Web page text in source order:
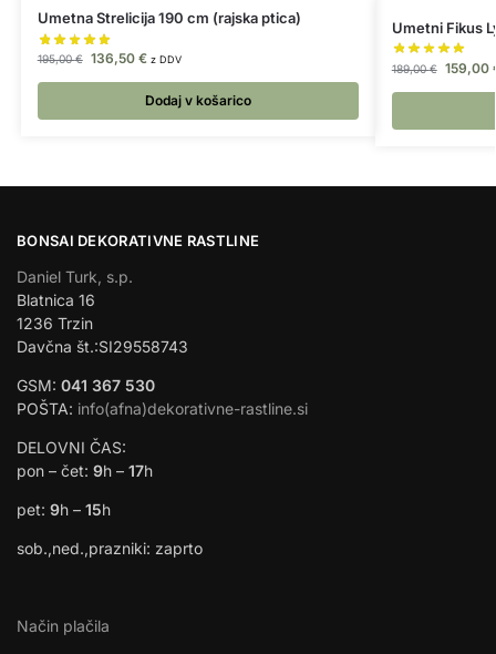
Umetna Strelicija 190 cm (rajska ptica)
195,00€ 136,50 € z DDV
Dodaj v košarico
Umetni Fikus
189,00€ 159,00
BONSAI DEKORATIVNE RASTLINE
Daniel Turk, s.p.
Blatnica 16
1236 Trzin
Davčna št.:SI29558743
GSM: 041 367 530
POŠTA: info(afna)dekorativne-rastline.si
DELOVNI ČAS:
pon – čet: 9h – 17h
pet: 9h – 15h
sob.,ned.,prazniki: zaprto
Način plačila